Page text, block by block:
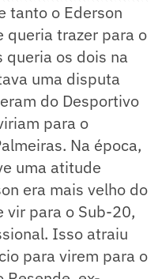
tanto o Ederson
queria trazer para o
queria os dois na
uma disputa
do Desportivo
para o
Na época,
uma atitude
era mais velho do
vir para o Sub-20,
Isso atraiu
para virem para o